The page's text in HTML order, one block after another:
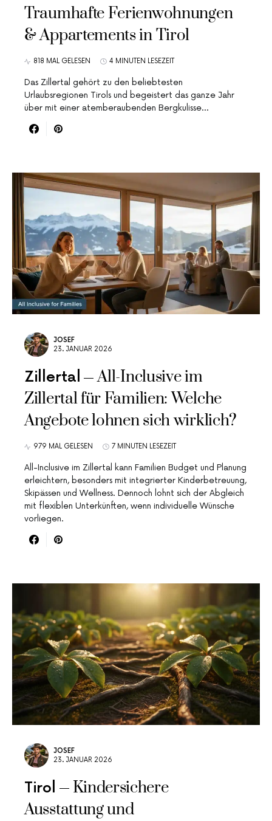
Traumhafte Ferienwohnungen
& Appartements in Tirol
818 MAL GELESEN 4 MINUTEN LESEZEIT
Das Zillertal gehört zu den beliebtesten
Urlaubsregionen Tirols und begeistert das ganze Jahr
über mit einer atemberaubenden Bergkulisse…
JOSEF
23. JANUAR 2026
Zillertal
All-Inclusive im
Zillertal für Familien: Welche
Angebote lohnen sich wirklich?
979 MAL GELESEN 7 MINUTEN LESEZEIT
All-Inclusive im Zillertal kann Familien Budget und Planung
erleichtern, besonders mit integrierter Kinderbetreuung,
Skipässen und Wellness. Dennoch lohnt sich der Abgleich
mit flexiblen Unterkünften, wenn individuelle Wünsche
vorliegen.
JOSEF
23. JANUAR 2026
Tirol
Kindersichere
Ausstattung und